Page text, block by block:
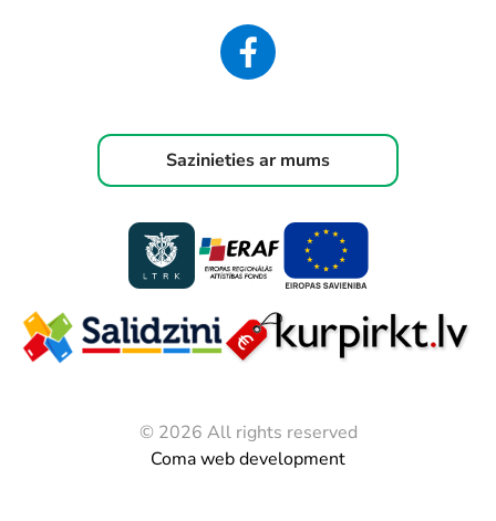
Sazinieties ar mums
© 2026 All rights reserved
Coma web development